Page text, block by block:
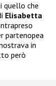
quello che
Elisabetta
partenopea
in
però